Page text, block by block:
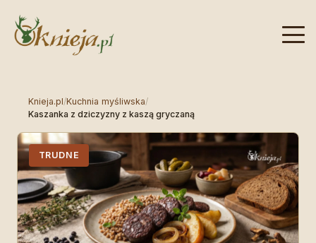
Knieja.pl/Kuchnia myśliwska/
Kaszanka z dziczyzny z kaszą gryczaną
TRUDNE